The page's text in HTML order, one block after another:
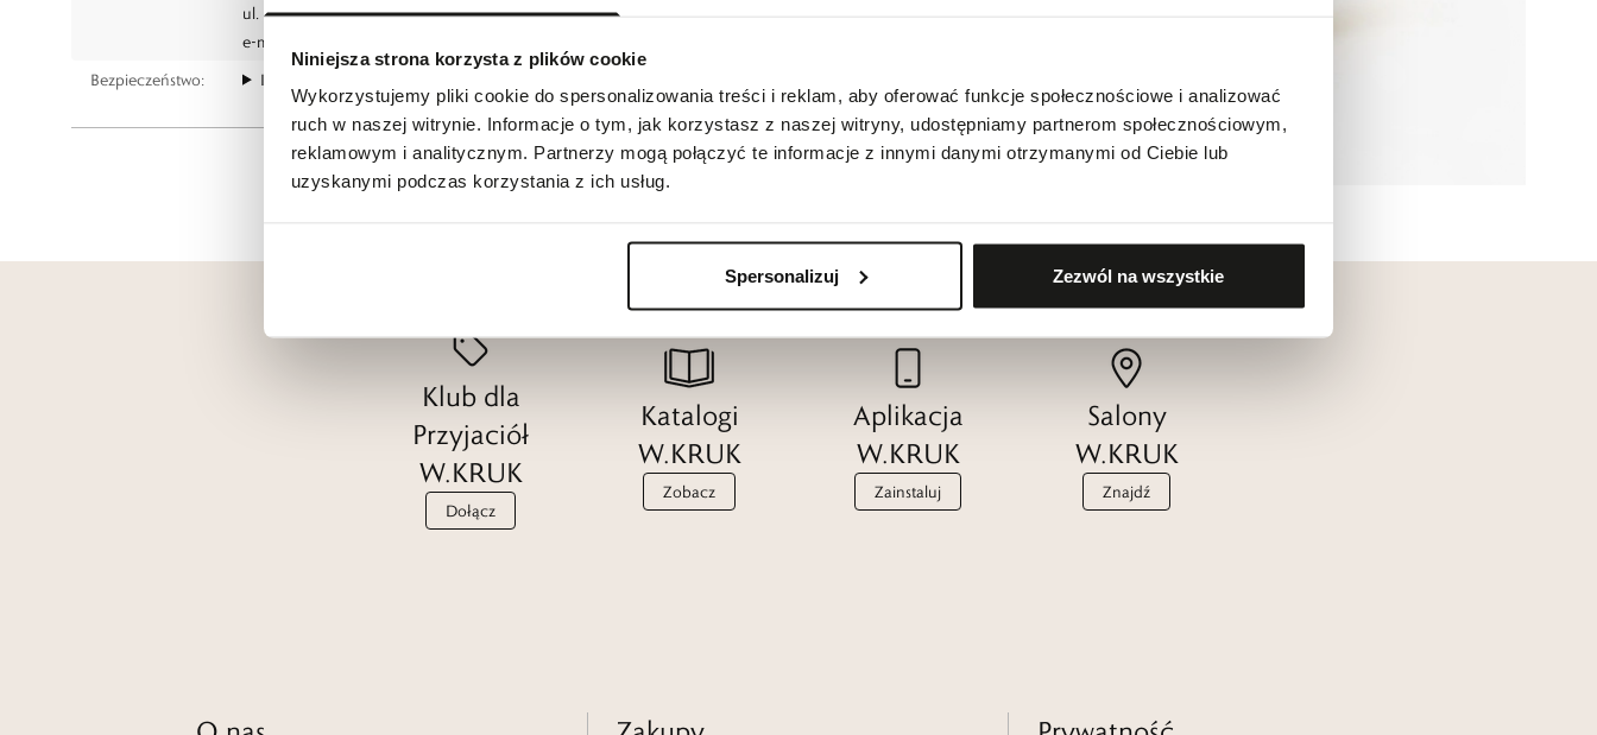
Niniejsza strona korzysta z plików cookie
Wykorzystujemy pliki cookie do spersonalizowania treści i reklam, aby oferować funkcje społecznościowe i analizować
ruch w naszej witrynie. Informacje o tym, jak korzystasz z naszej witryny, udostępniamy partnerom społecznościowym,
reklamowym i analitycznym. Partnerzy mogą połączyć te informacje z innymi danymi otrzymanymi od Ciebie lub
uzyskanymi podczas korzystania z ich usług.
Spersonalizuj Zezwól na wszystkie
ul. Pilotów 10, 31-462 Kraków
e-mail:
Bezpieczeństwo:
Informacje o bezpieczeństwie
Klub dla
Przyjaciół
W.KRUK
Dołącz
Katalogi
W.KRUK
Zobacz
Aplikacja
W.KRUK
Zainstaluj
Salony
W.KRUK
Znajdź